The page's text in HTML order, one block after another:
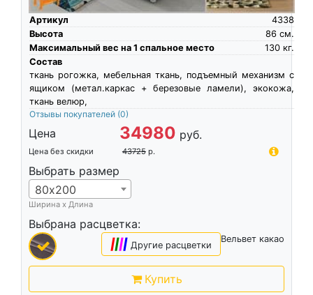
Артикул
4338
Высота
см.
86
Максимальный вес на 1 спальное место
кг.
130
Состав
ткань рогожка, мебельная ткань, подъемный механизм с
ящиком (метал.каркас + березовые ламели), экокожа,
ткань велюр,
Отзывы покупателей (0)
Цена 34980 руб.
Цена без скидки 43725 р.
Выбрать размер
80х200
Ширина х Длина
Выбрана расцветка:
Вельвет какао
|||| Другие расцветки
Купить